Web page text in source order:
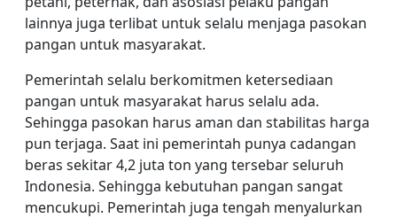
lainnya juga terlibat untuk selalu menjaga pasokan
pangan untuk masyarakat.
Pemerintah selalu berkomitmen ketersediaan
pangan untuk masyarakat harus selalu ada.
Sehingga pasokan harus aman dan stabilitas harga
pun terjaga. Saat ini pemerintah punya cadangan
beras sekitar 4,2 juta ton yang tersebar seluruh
Indonesia. Sehingga kebutuhan pangan sangat
mencukupi. Pemerintah juga tengah menyalurkan